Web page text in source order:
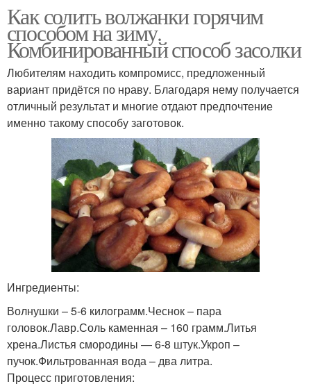
Как солить волжанки горячим
способом на зиму.
Комбинированный способ засолки
Любителям находить компромисс, предложенный
вариант придётся по нраву. Благодаря нему получается
отличный результат и многие отдают предпочтение
именно такому способу заготовок.
Ингредиенты:
Волнушки – 5-6 килограмм.Чеснок – пара
головок.Лавр.Соль каменная – 160 грамм.Литья
хрена.Листья смородины — 6-8 штук.Укроп –
пучок.Фильтрованная вода – два литра.
Процесс приготовления: